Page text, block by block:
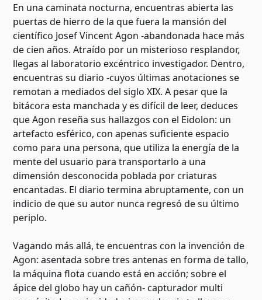
En una caminata nocturna, encuentras abierta las
puertas de hierro de la que fuera la mansión del
científico Josef Vincent Agon -abandonada hace más
de cien años. Atraído por un misterioso resplandor,
llegas al laboratorio excéntrico investigador. Dentro,
encuentras su diario -cuyos últimas anotaciones se
remotan a mediados del siglo XIX. A pesar que la
bitácora esta manchada y es difícil de leer, deduces
que Agon reseña sus hallazgos con el Eidolon: un
artefacto esférico, con apenas suficiente espacio
como para una persona, que utiliza la energía de la
mente del usuario para transportarlo a una
dimensión desconocida poblada por criaturas
encantadas. El diario termina abruptamente, con un
indicio de que su autor nunca regresó de su último
periplo.
Vagando más allá, te encuentras con la invención de
Agon: asentada sobre tres antenas en forma de tallo,
la máquina flota cuando está en acción; sobre el
ápice del globo hay un cañón- capturador multi